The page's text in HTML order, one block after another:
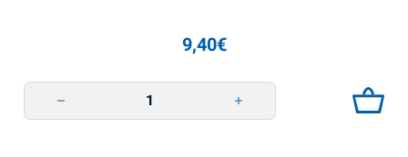
9,40€
Varenyky perunoilla ja sipulilla 900g Puzata Hata quantity